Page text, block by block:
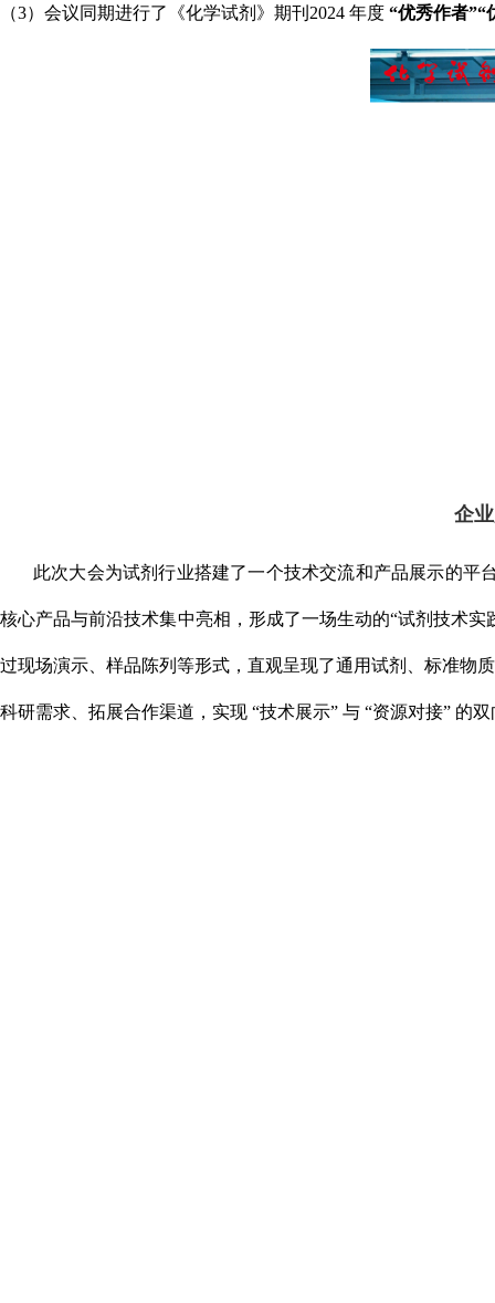
（3）会议同期进行了《化学试剂》期刊 2024 年度 “优秀作者”“
企
此次大会为试剂行业搭建了一个技术交流和产品展示的
核心产品与前沿技术集中亮相，形成了一场生动的“试剂技术实
过现场演示、样品陈列等形式，直观呈现了通用试剂、标准物
科研需求、拓展合作渠道，实现 “技术展示” 与 “资源对接” 的